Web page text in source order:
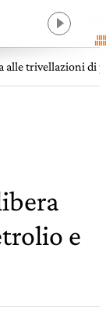
alle trivellazioni di
e